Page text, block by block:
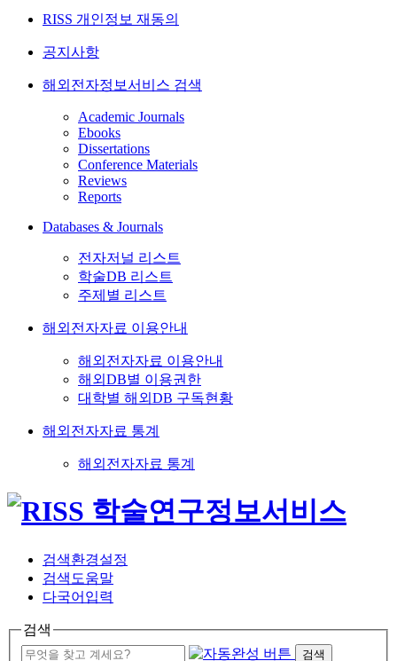
RISS 개인정보 재동의
공지사항
해외전자정보서비스 검색
Academic Journals
Ebooks
Dissertations
Conference Materials
Reviews
Reports
Databases & Journals
전자저널 리스트
학술DB 리스트
주제별 리스트
해외전자자료 이용안내
해외전자자료 이용안내
해외DB별 이용권한
대학별 해외DB 구독현황
해외전자자료 통계
해외전자자료 통계
검색환경설정
검색도움말
다국어입력
검색
검색